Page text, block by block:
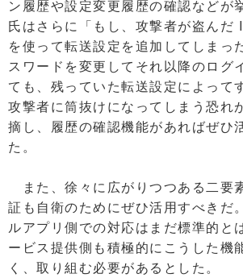
ン履歴や設定変更履歴の確認などが
氏はさらに「もし、攻撃者が盗んだ
を使って転送設定を追加してしまっ
スワードを変更してそれ以降のログ
ても、残っていた転送設定によって
攻撃者に筒抜けになってしまう恐れ
摘し、履歴の確認機能があればぜひ
た。
また、徐々に広がりつつある二要
証も自衛のためにぜひ活用すべきだ
ルアプリ側での対応はまだ標準的と
ービス提供側も積極的にこうした機
く、取り組む必要があるとした。